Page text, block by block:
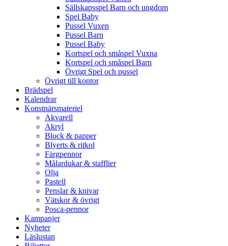
Sällskapsspel Barn och ungdom
Spel Baby
Pussel Vuxen
Pussel Barn
Pussel Baby
Kortspel och småspel Vuxna
Kortspel och småspel Barn
Övrigt Spel och pussel
Övrigt till kontor
Brädspel
Kalendrar
Konstnärsmateriel
Akvarell
Akryl
Block & papper
Blyerts & ritkol
Färgpennor
Målardukar & stafflier
Olja
Pastell
Penslar & knivar
Vätskor & övrigt
Posca-pennor
Kampanjer
Nyheter
Läslustan